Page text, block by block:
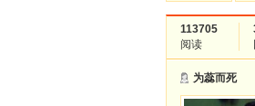
113705
阅读
为蕊而死